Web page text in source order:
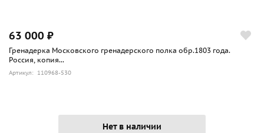
63 000 ₽
Гренадерка Московского гренадерского полка обр.1803 года.
Россия, копия...
Артикул: 110968-530
Нет в наличии